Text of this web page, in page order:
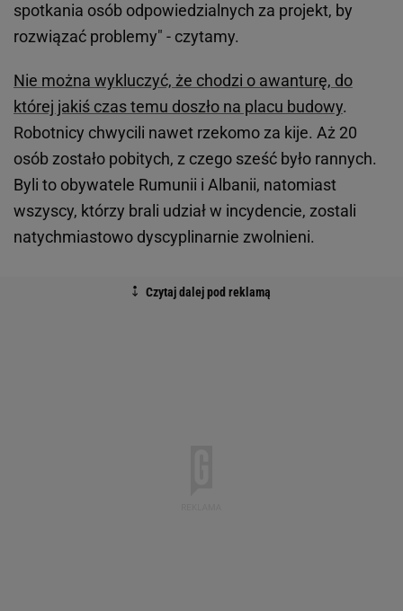
spotkania osób odpowiedzialnych za projekt, by
rozwiązać problemy" - czytamy.
Nie można wykluczyć, że chodzi o awanturę, do
której jakiś czas temu doszło na placu budowy.
Robotnicy chwycili nawet rzekomo za kije. Aż 20
osób zostało pobitych, z czego sześć było rannych.
Byli to obywatele Rumunii i Albanii, natomiast
wszyscy, którzy brali udział w incydencie, zostali
natychmiastowo dyscyplinarnie zwolnieni.